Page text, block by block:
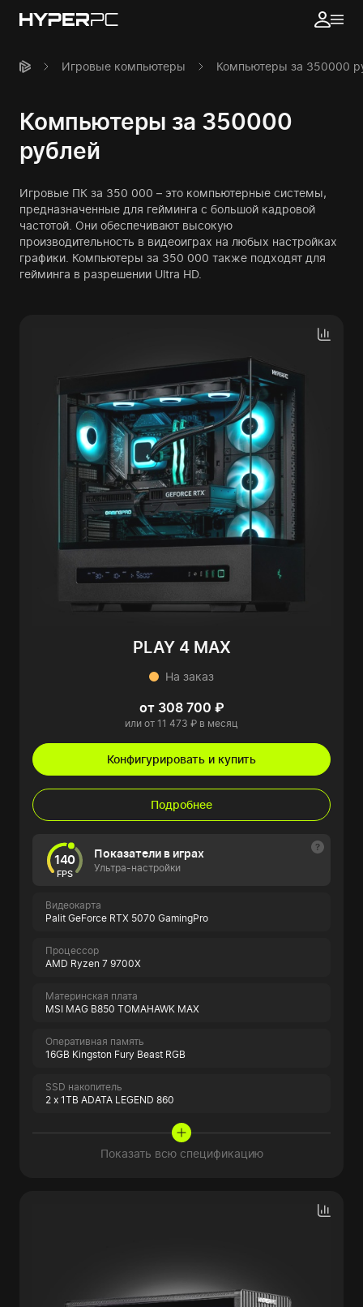
Игровые компьютеры Компьютеры за 350000
Компьютеры за 350000
рублей
Игровые ПК за 350 000 – это компьютерные системы,
предназначенные для гейминга с большой кадровой
частотой. Они обеспечивают высокую
производительность в видеоиграх на любых настройках
графики. Компьютеры за 350 000 также подходят для
гейминга в разрешении Ultra HD.
PLAY 4 MAX
На заказ
от 308 700 ₽
или от 11 473 ₽ в месяц
Конфигурировать и купить
Подробнее
140
FPS
Показатели в играх
Ультра-настройки
Видеокарта
Palit GeForce RTX 5070 GamingPro
Процессор
AMD Ryzen 7 9700X
Материнская плата
MSI MAG B850 TOMAHAWK MAX
Оперативная память
16GB Kingston Fury Beast RGB
SSD накопитель
2 x 1TB ADATA LEGEND 860
Показать всю спецификацию